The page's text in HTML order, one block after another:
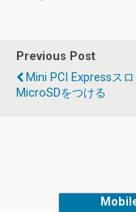
Previous Post
Mini PCI Expressス
MicroSDをつける